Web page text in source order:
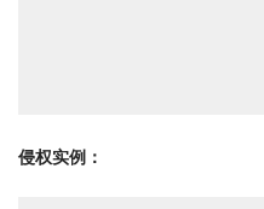
侵权实例：